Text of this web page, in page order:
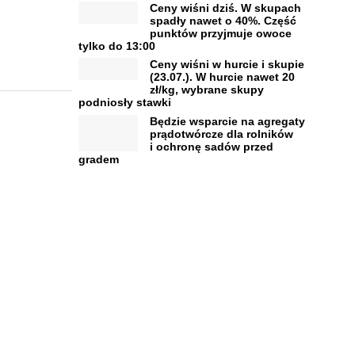
Ceny wiśni dziś. W skupach
spadły nawet o 40%. Część
punktów przyjmuje owoce
tylko do 13:00
Ceny wiśni w hurcie i skupie
(23.07.). W hurcie nawet 20
zł/kg, wybrane skupy
podniosły stawki
Będzie wsparcie na agregaty
prądotwórcze dla rolników
i ochronę sadów przed
gradem